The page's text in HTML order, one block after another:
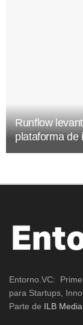
Runflow
plataforma de
Entorno.VC:
para Startups,
Parte de ILB